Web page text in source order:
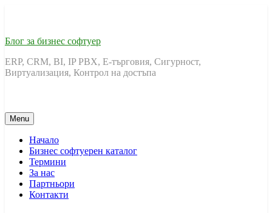
Блог за бизнес софтуер
ERP, CRM, BI, IP PBX, Е-търговия, Сигурност,
Виртуализация, Контрол на достъпа
Menu
Начало
Бизнес софтуерен каталог
Термини
За нас
Партньори
Контакти